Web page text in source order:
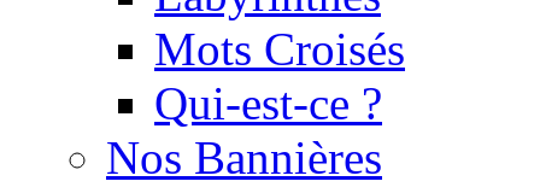
Mots Croisés
Qui-est-ce ?
Nos Bannières